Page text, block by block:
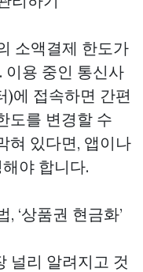
소액결제 한도가
이용 중인 통신사
)에 접속하면 간편
도를 변경할 수
혀 있다면, 앱이나
야 합니다.
‘상품권 현금화’
널리 알려지고 것